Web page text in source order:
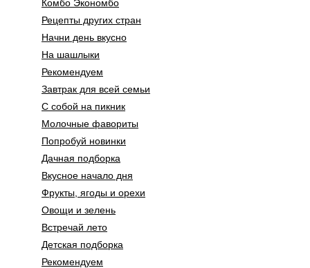
Комбо Экономбо
Рецепты других стран
Начни день вкусно
На шашлыки
Рекомендуем
Завтрак для всей семьи
С собой на пикник
Молочные фавориты
Попробуй новинки
Дачная подборка
Вкусное начало дня
Фрукты, ягоды и орехи
Овощи и зелень
Встречай лето
Детская подборка
Рекомендуем